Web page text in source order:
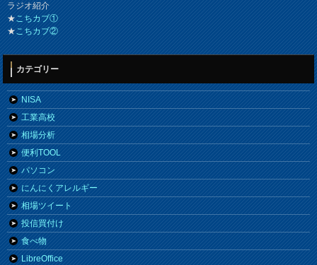
ラジオ紹介
★こちカブ①
★こちカブ②
カテゴリー
NISA
工業高校
相場分析
便利TOOL
パソコン
にんにくアレルギー
相場ツイート
投信買付け
食べ物
LibreOffice